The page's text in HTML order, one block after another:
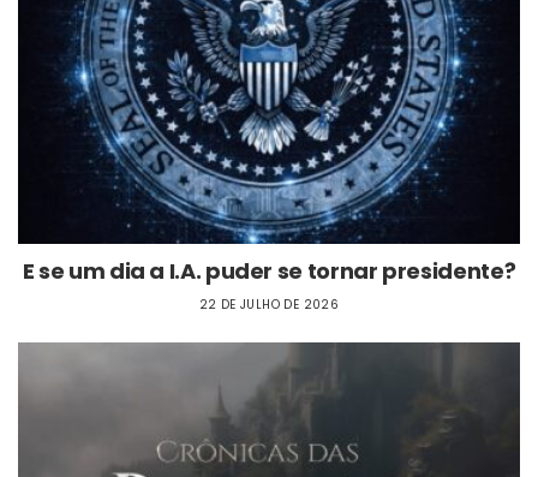
E se um dia a I.A. puder se tornar presidente?
22 DE JULHO DE 2026